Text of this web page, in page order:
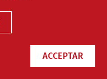
ACCEPTAR